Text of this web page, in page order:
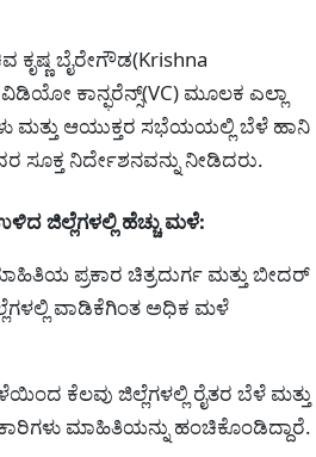
ಬೈರೇಗೌಡ(Krishna
ಕಾನ್ಫರೆನ್ಸ್(VC) ಮೂಲಕ ಎಲ್ಲಾ
ಮತ್ತು ಆಯುಕ್ತರ ಸಭೆಯಯಲ್ಲಿ ಬೆಳೆ ಹಾನಿ
ನಿರ್ದೇಶನವನ್ನು ನೀಡಿದರು.
ಜಿಲ್ಲೆಗಳಲ್ಲಿ ಹೆಚ್ಚು ಮಳೆ:
ಪ್ರಕಾರ ಚಿತ್ರದುರ್ಗ ಮತ್ತು ಬೀದರ್
ವಾಡಿಕೆಗಿಂತ ಅಧಿಕ ಮಳೆ
ಕೆಲವು ಜಿಲ್ಲೆಗಳಲ್ಲಿ ರೈತರ ಬೆಳೆ ಮತ್ತು
ಮಾಹಿತಿಯನ್ನು ಹಂಚಿಕೊಂಡಿದ್ದಾರೆ.